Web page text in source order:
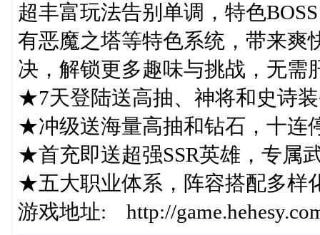
超丰富玩法告别单调，特色
有恶魔之塔等特色系统，带来爽
决，解锁更多趣味与挑战，无需
★7天登陆送高抽、神将和史诗
★冲级送海量高抽和钻石，十连
★首充即送超强SSR英雄，专属
★五大职业体系，阵容搭配多样
游戏地址: http://